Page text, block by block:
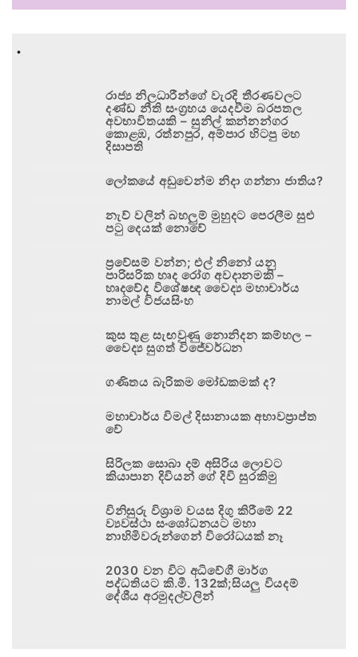
.
රාජ්‍ය නිලධාරීන්ගේ වැරදි තීරණවලට
දණ්ඩ නීති සංග්‍රහය යෙදවීම බරපතල
අවභාවිතයකි – සුනිල් කන්නන්ගර
කොළඹ, රත්නපුර, අම්පාර හිටපු මහ
දිසාපති
ලෝකයේ අඩුවෙන්ම නිදා ගන්නා ජාතිය?
නැව් වලින් බහලුම් මුහුදට පෙරලීම සුළු
පටු දෙයක් නොවේ
ප්‍රවේසම් වන්න; එල් නිනෝ යනු
පාරිසරික හෘද රෝග අවදානමකි –
හෘදවේද විශේෂඥ වෛද්‍ය මහාචාර්ය
නාමල් විජයසිංහ
කුස තුළ සැඟවුණු නොනිදන කම්හල –
වෛද්‍ය සුගත් විජේවර්ධන
ගණිතය බැරිකම මෝඩකමක් ද?
මහාචාර්ය විමල් දිසානායක අභාවප්‍රාප්ත
වේ
සිරිලක සොබා දම් අසිරිය ලොවට
කියාපාන දිවියන් ගේ දිවි සුරකිමු
විනිසුරු විශ්‍රාම වයස දිගු කිරීමේ 22
ව්‍යවස්ථා සංශෝධනයට මහා
නාහිමිවරුන්ගෙන් විරෝධයක් නෑ
2030 වන විට අධිවේගී මාර්ග
පද්ධතියට කි.මී. 132ක්;සියලු වියදම්
දේශීය අරමුදල්වලින්